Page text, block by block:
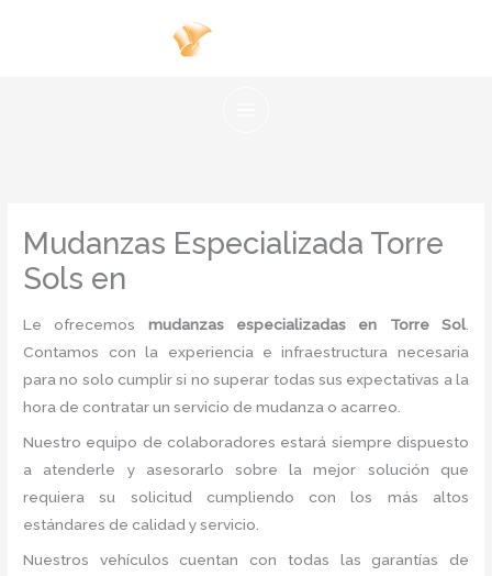
Mudanzas Especializada Torre
Sols en
Le ofrecemos mudanzas especializadas en Torre Sol.
Contamos con la experiencia e infraestructura necesaria
para no solo cumplir si no superar todas sus expectativas a la
hora de contratar un servicio de mudanza o acarreo.
Nuestro equipo de colaboradores estará siempre dispuesto
a atenderle y asesorarlo sobre la mejor solución que
requiera su solicitud cumpliendo con los más altos
estándares de calidad y servicio.
Nuestros vehículos cuentan con todas las garantías de